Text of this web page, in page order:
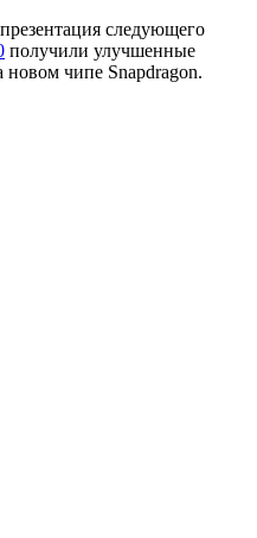
следующего
получили улучшенные
новом чипе Snapdragon.